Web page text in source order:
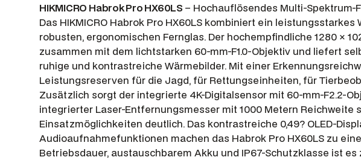
HIKMICRO Habrok Pro HX60LS – Hochauflösendes Multi-
Das HIKMICRO Habrok Pro HX60LS kombiniert ein
robusten, ergonomischen Fernglas. Der hochempfindliche 1280 ×
zusammen mit dem lichtstarken 60-mm-F1.0-Objektiv und liefert
ruhige und kontrastreiche Wärmebilder. Mit einer
Leistungsreserven für die Jagd, für Rettungseinheiten, für
Zusätzlich sorgt der integrierte 4K-Digitalsensor mit 60-mm-F2.2-
integrierter Laser-Entfernungsmesser mit 1000 Metern
Einsatzmöglichkeiten deutlich. Das kontrastreiche 0,49? OLED-
Audioaufnahmefunktionen machen das Habrok Pro HX60LS zu
Betriebsdauer, austauschbarem Akku und IP67-Schutzklasse ist